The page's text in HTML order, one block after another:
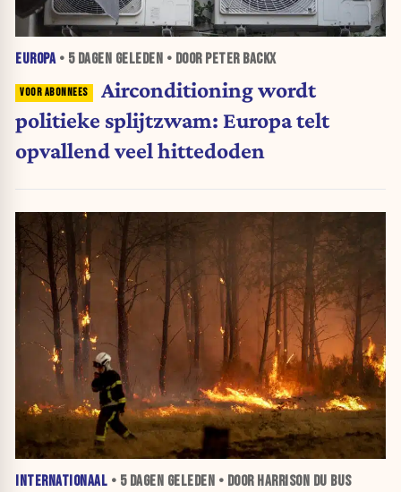
EUROPA• 5 DAGEN GELEDEN • DOOR PETER BACKX
Airconditioning wordt
politieke splijtzwam: Europa telt
opvallend veel hittedoden
INTERNATIONAAL • 5 DAGEN GELEDEN • DOOR HARRISON DU BUS